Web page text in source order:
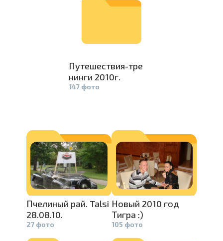
Путешестви­я-тре
нинги 2010г.
147 фото
Пчелиный рай. Talsi
28.08.10.
27 фото
Новый 2010 год
Тигра :)
105 фото